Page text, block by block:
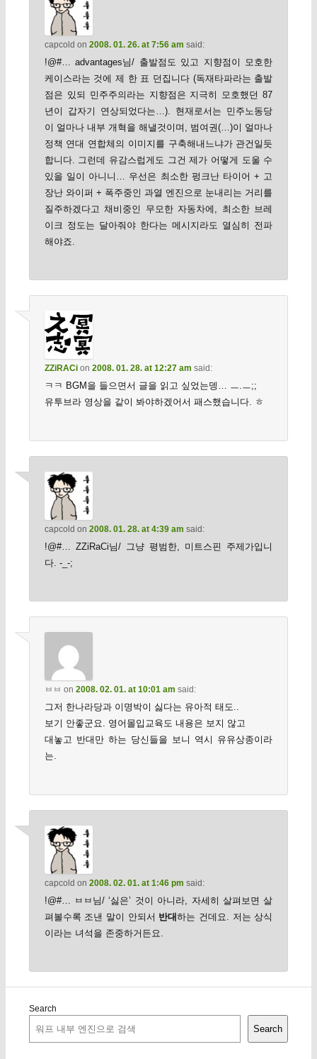
capcold on 2008. 01. 26. at 7:56 am said:
!@#… advantages님/ 출발점도 있고 지향점이 모호한
케이스라는 것에 제 한 표 던집니다 (독재타파라는 출발
점은 있되 민주주의라는 지향점은 지극히 모호했던 87
년이 갑자기 연상되었다는…). 현재로서는 민주노동당
이 얼마나 내부 개혁을 해낼것이며, 범여권(…)이 얼마나
정책 연대 연합체의 이미지를 구축해내느냐가 관건일듯
합니다. 그런데 유감스럽게도 그건 제가 어떻게 도울 수
있을 일이 아니니… 우선은 최소한 펑크난 타이어 + 고
장난 와이퍼 + 폭주중인 과열 엔진으로 눈내리는 거리를
질주하겠다고 채비중인 무모한 자동차에, 최소한 브레
이크 정도는 달아줘야 한다는 메시지라도 열심히 전파
해야죠.
ZZiRACion 2008. 01. 28. at 12:27 am said:
ㅋㅋ BGM을 들으면서 글을 읽고 싶었는뎅… ㅡ.ㅡ;;
유투브라 영상을 같이 봐야하겠어서 패스했습니다. ㅎ
capcold on 2008. 01. 28. at 4:39 am said:
!@#… ZZiRaCi님/ 그냥 평범한, 미트스핀 주제가입니
다. -_-;
ㅂㅂ on 2008. 02. 01. at 10:01 am said:
그저 한나라당과 이명박이 싫다는 유아적 태도..
보기 안좋군요. 영어몰입교육도 내용은 보지 않고
대놓고 반대만 하는 당신들을 보니 역시 유유상종이라
는.
capcold on 2008. 02. 01. at 1:46 pm said:
!@#… ㅂㅂ님/ ‘싫은’ 것이 아니라, 자세히 살펴보면 살
펴볼수록 조낸 말이 안되서 반대하는 건데요. 저는 상식
이라는 녀석을 존중하거든요.
Search
Search